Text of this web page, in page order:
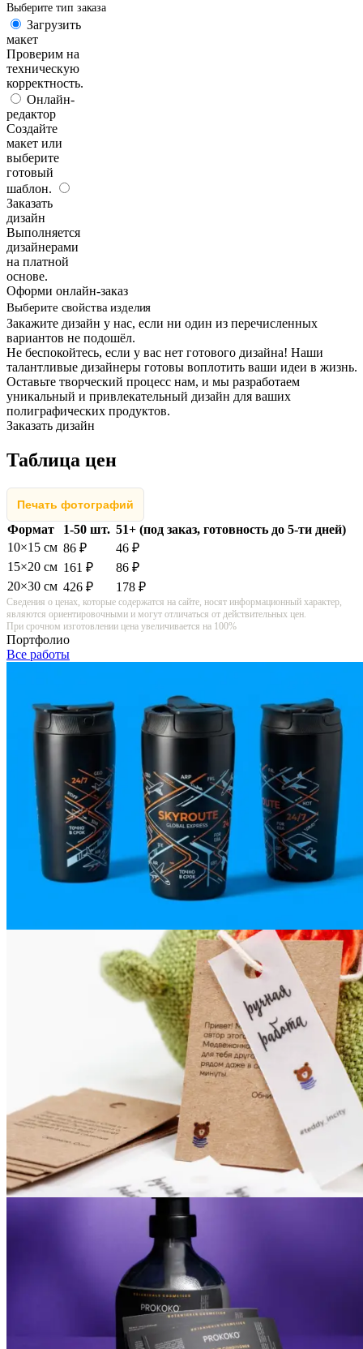
Выберите тип заказа
Загрузить
макет
Проверим на
техническую
корректность.
Онлайн-
редактор
Создайте
макет или
выберите
готовый
шаблон.
Заказать
дизайн
Выполняется
дизайнерами
на платной
основе.
Оформи онлайн-заказ
Выберите свойства изделия
Закажите дизайн у нас, если ни один из перечисленных
вариантов не подошёл.
Не беспокойтесь, если у вас нет готового дизайна! Наши
талантливые дизайнеры готовы воплотить ваши идеи в жизнь.
Оставьте творческий процесс нам, и мы разработаем
уникальный и привлекательный дизайн для ваших
полиграфических продуктов.
Заказать дизайн
Таблица цен
Печать фотографий
Формат 1-50 шт. 51+ (под заказ, готовность до 5-ти дней)
10×15 см 86 ₽
46 ₽
15×20 см 161 ₽
86 ₽
20×30 см 426 ₽ 178 ₽
Сведения о ценах, которые содержатся на сайте, носят информационный характер,
являются ориентировочными и могут отличаться от действительных цен.
При срочном изготовлении цена увеличивается на 100%
Портфолио
Все работы